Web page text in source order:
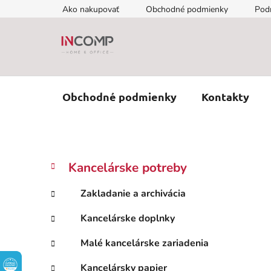
na
Ako nakupovať Obchodné podmienky
Obchodné podmienky Kontakty
B
č
ý
p
Preskočiť
kategórie
K
a
e
g
ó
r
e
Kancelárske potreby
Zakladanie a archivácia
Kancelárske doplnky
Malé kancelárske zariadenia
Kancelársky papier